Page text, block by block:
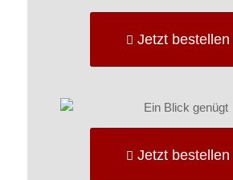
Jetzt bestellen
Jetzt bestellen